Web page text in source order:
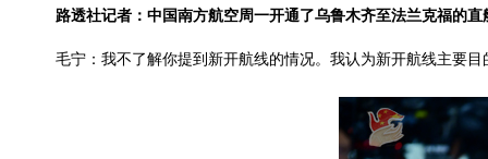
路透社记者：中国南方航空周一开通了乌鲁木齐至法兰克福的
毛宁：我不了解你提到新开航线的情况。我认为新开航线主要